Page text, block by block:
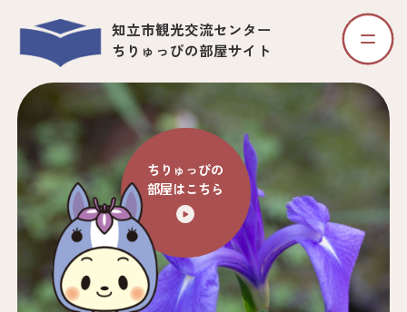
知立市観光交流センター
ちりゅっぴの部屋サイト
ちりゅっぴの
部屋はこちら